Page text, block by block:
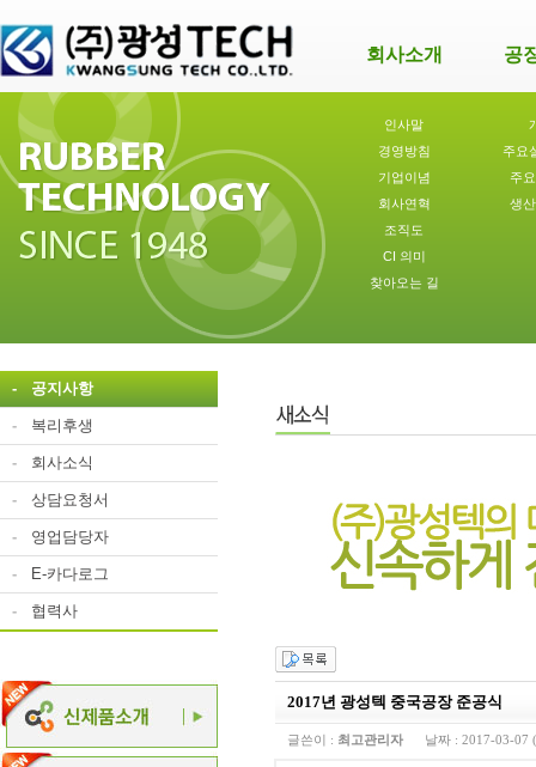
회사소개 공
인사말
경영방침
기업이념
회사연혁
조직도
CI 의미
찾아오는 길
주요
주
생
- 공지사항
- 복리후생
- 회사소식
- 상담요청서
- 영업담당자
- E-카다로그
- 협력사
2017년 광성텍 중국공장 준공식
글쓴이 : 최고관리자 날짜 : 2017-03-07